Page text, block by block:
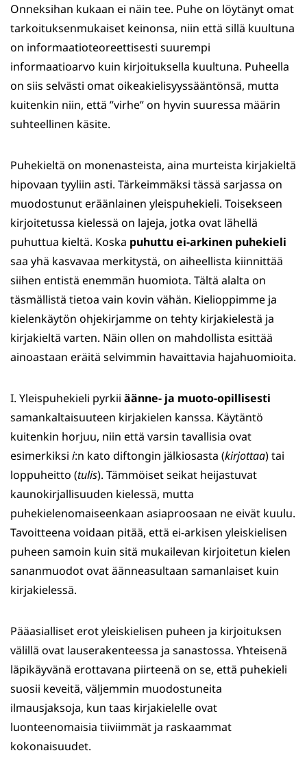
Onneksihan kukaan ei näin tee. Puhe on löytänyt omat
tarkoituksenmukaiset keinonsa, niin että sillä kuultuna
on informaatioteoreettisesti suurempi
informaatioarvo kuin kirjoituksella kuultuna. Puheella
on siis selvästi omat oikeakielisyyssääntönsä, mutta
kuitenkin niin, että ”virhe” on hyvin suuressa määrin
suhteellinen käsite.
Puhekieltä on monenasteista, aina murteista kirjakieltä
hipovaan tyyliin asti. Tärkeimmäksi tässä sarjassa on
muodostunut eräänlainen yleispuhekieli. Toisekseen
kirjoitetussa kielessä on lajeja, jotka ovat lähellä
puhuttua kieltä. Koska puhuttu ei-arkinen puhekieli
saa yhä kasvavaa merkitystä, on aiheellista kiinnittää
siihen entistä enemmän huomiota. Tältä alalta on
täsmällistä tietoa vain kovin vähän. Kielioppimme ja
kielenkäytön ohjekirjamme on tehty kirjakielestä ja
kirjakieltä varten. Näin ollen on mahdollista esittää
ainoastaan eräitä selvimmin havaittavia hajahuomioita.
I. Yleispuhekieli pyrkii äänne- ja muoto-opillisesti
samankaltaisuuteen kirjakielen kanssa. Käytäntö
kuitenkin horjuu, niin että varsin tavallisia ovat
esimerkiksi i:n kato diftongin jälkiosasta (kirjottaa) tai
loppuheitto (tulis). Tämmöiset seikat heijastuvat
kaunokirjallisuuden kielessä, mutta
puhekielenomaiseenkaan asiaproosaan ne eivät kuulu.
Tavoitteena voidaan pitää, että ei-arkisen yleiskielisen
puheen samoin kuin sitä mukailevan kirjoitetun kielen
sananmuodot ovat äänneasultaan samanlaiset kuin
kirjakielessä.
Pääasialliset erot yleiskielisen puheen ja kirjoituksen
välillä ovat lauserakenteessa ja sanastossa. Yhteisenä
läpikäyvänä erottavana piirteenä on se, että puhekieli
suosii keveitä, väljemmin muodostuneita
ilmausjaksoja, kun taas kirjakielelle ovat
luonteenomaisia tiiviimmät ja raskaammat
kokonaisuudet.